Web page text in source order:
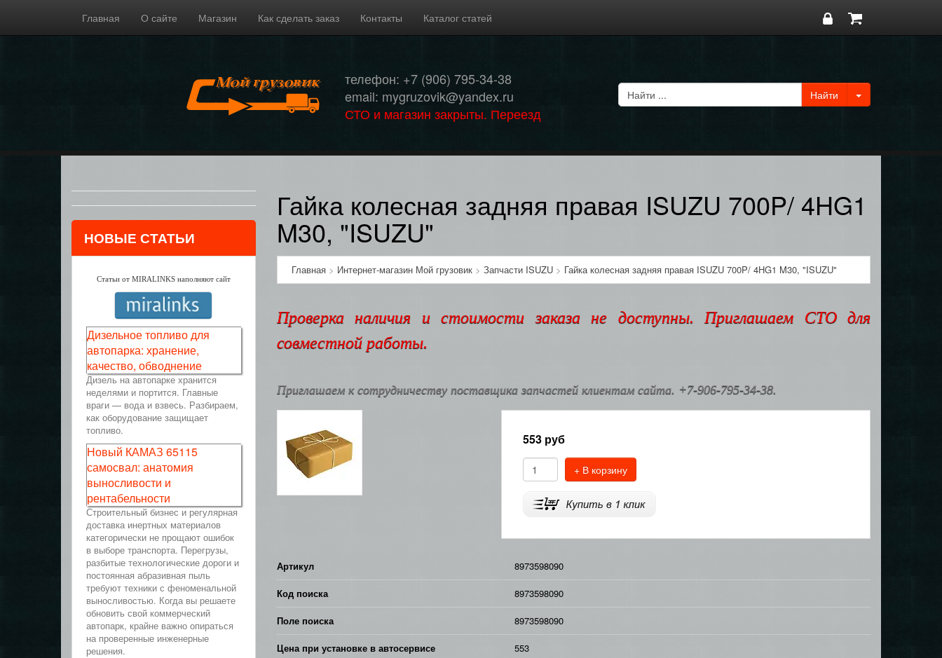
Главная О сайте Магазин Как сделать заказ Контакты Каталог статей
телефон: +7 (906) 795-34-38
email: mygruzovik@yandex.ru
СТО и магазин закрыты. Переезд
Гайка колесная задняя правая ISUZU 700P/ 4HG1
M30, "ISUZU"
Главная> Интернет-магазин Мой грузовик> Запчасти ISUZU> Гайка колесная задняя правая ISUZU 700P/ 4HG1 M30, "ISUZU"
Проверка наличия и стоимости заказа не доступны. Приглашаем СТО для
совместной работы.
Приглашаем к сотрудничеству поставщика запчастей клиентам сайта. +7-906-795-34-38.
553руб
+ В корзину
Артикул 8973598090
Код поиска 8973598090
Поле поиска 8973598090
Цена при установке в автосервисе 553
НОВЫЕ СТАТЬИ
Статьи от MIRALINKS наполняют сайт
Дизельное топливо для
автопарка: хранение,
качество, обводнение
Дизель на автопарке хранится
неделями и портится. Главные
враги — вода и взвесь. Разбираем,
как оборудование защищает
топливо.
Новый КАМАЗ 65115
самосвал: анатомия
выносливости и
рентабельности
Строительный бизнес и регулярная
доставка инертных материалов
категорически не прощают ошибок
в выборе транспорта. Перегрузы,
разбитые технологические дороги и
постоянная абразивная пыль
требуют техники с феноменальной
выносливостью. Когда вы решаете
обновить свой коммерческий
автопарк, крайне важно опираться
на проверенные инженерные
решения.